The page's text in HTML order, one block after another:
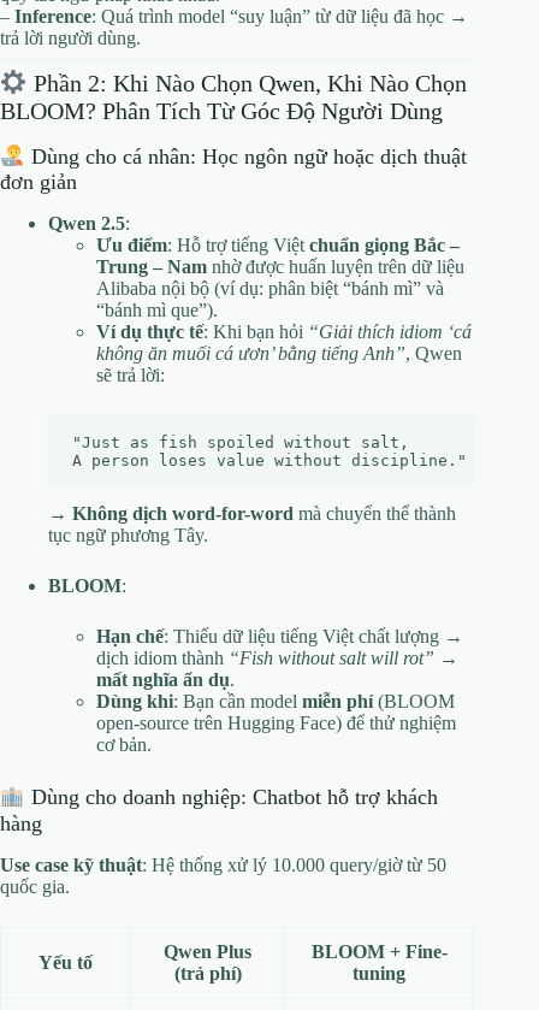
– Inference: Quá trình model “suy luận” từ dữ liệu đã học →
trả lời người dùng.
Phần 2: Khi Nào Chọn Qwen, Khi Nào Chọn
BLOOM? Phân Tích Từ Góc Độ Người Dùng
Dùng cho cá nhân: Học ngôn ngữ hoặc dịch thuật
đơn giản
Qwen 2.5:
Ưu điểm: Hỗ trợ tiếng Việt chuẩn giọng Bắc –
Trung – Nam nhờ được huấn luyện trên dữ liệu
Alibaba nội bộ (ví dụ: phân biệt “bánh mì” và
“bánh mì que”).
Ví dụ thực tế: Khi bạn hỏi “Giải thích idiom ‘cá
không ăn muối cá ươn’ bằng tiếng Anh”, Qwen
sẽ trả lời:
"Just as fish spoiled without salt,
→ Không dịch word-for-word mà chuyển thể thành
tục ngữ phương Tây.
BLOOM:
Hạn chế: Thiếu dữ liệu tiếng Việt chất lượng →
dịch idiom thành “Fish without salt will rot” →
mất nghĩa ẩn dụ.
Dùng khi: Bạn cần model miễn phí(BLOOM
open-source trên Hugging Face) để thử nghiệm
cơ bản.
Dùng cho doanh nghiệp: Chatbot hỗ trợ khách
hàng
Use case kỹ thuật: Hệ thống xử lý 10.000 query/giờ từ 50
quốc gia.
Yếu tố
Qwen Plus
(trả phí)
BLOOM + Fine-
tuning